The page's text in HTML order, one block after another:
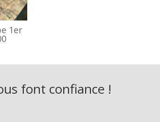
1er
font confiance !